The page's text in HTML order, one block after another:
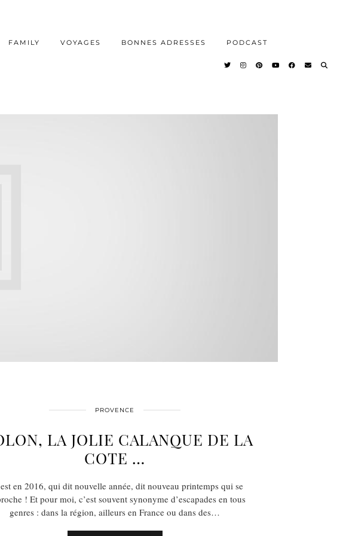
FAMILY VOYAGES BONNES ADRESSES PODCAST
PROVENCE
LA JOLIE CALANQUE DE LA
COTE …
en 2016, qui dit nouvelle année, dit nouveau printemps qui se
! Et pour moi, c’est souvent synonyme d’escapades en tous
genres : dans la région, ailleurs en France ou dans des…